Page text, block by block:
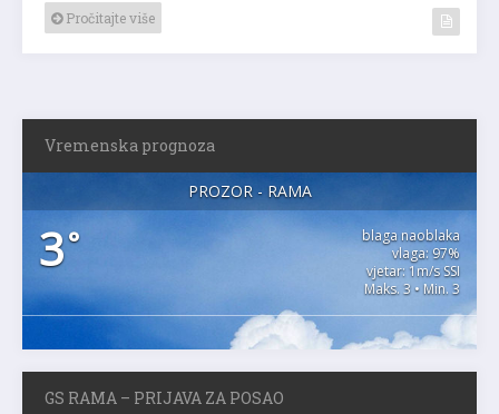
Pročitajte više
Vremenska prognoza
PROZOR - RAMA
3°
blaga naoblaka
vlaga: 97%
vjetar: 1m/s SSI
Maks. 3 • Min. 3
GS RAMA – PRIJAVA ZA POSAO